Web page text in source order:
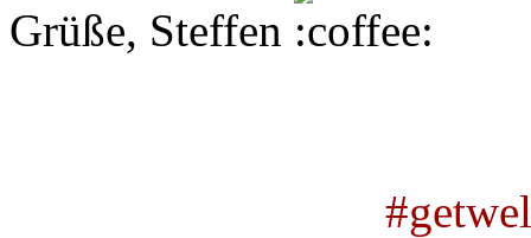
Grüße, Steffen